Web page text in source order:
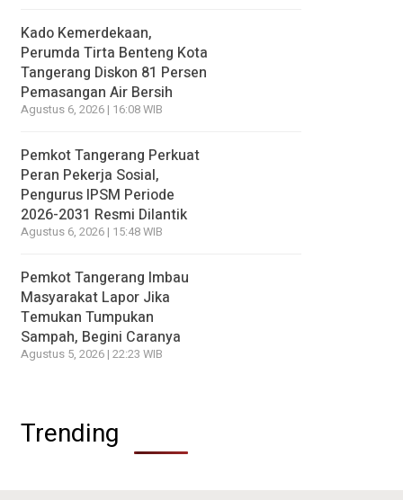
Kado Kemerdekaan,
Perumda Tirta Benteng Kota
Tangerang Diskon 81 Persen
Pemasangan Air Bersih
Agustus 6, 2026 | 16:08 WIB
Pemkot Tangerang Perkuat
Peran Pekerja Sosial,
Pengurus IPSM Periode
2026-2031 Resmi Dilantik
Agustus 6, 2026 | 15:48 WIB
Pemkot Tangerang Imbau
Masyarakat Lapor Jika
Temukan Tumpukan
Sampah, Begini Caranya
Agustus 5, 2026 | 22:23 WIB
Trending